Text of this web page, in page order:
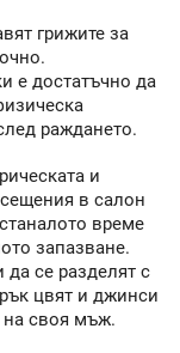
грижите за
е достатъчно да
раждането.
и
в салон
време
запазване.
се разделят с
цвят и джинси
на своя мъж.